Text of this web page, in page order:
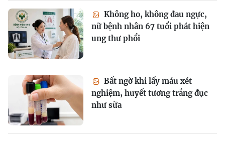
Không ho, không đau ngực,
nữ bệnh nhân 67 tuổi phát hiện
ung thư phổi
Bất ngờ khi lấy máu xét
nghiệm, huyết tương trắng đục
như sữa